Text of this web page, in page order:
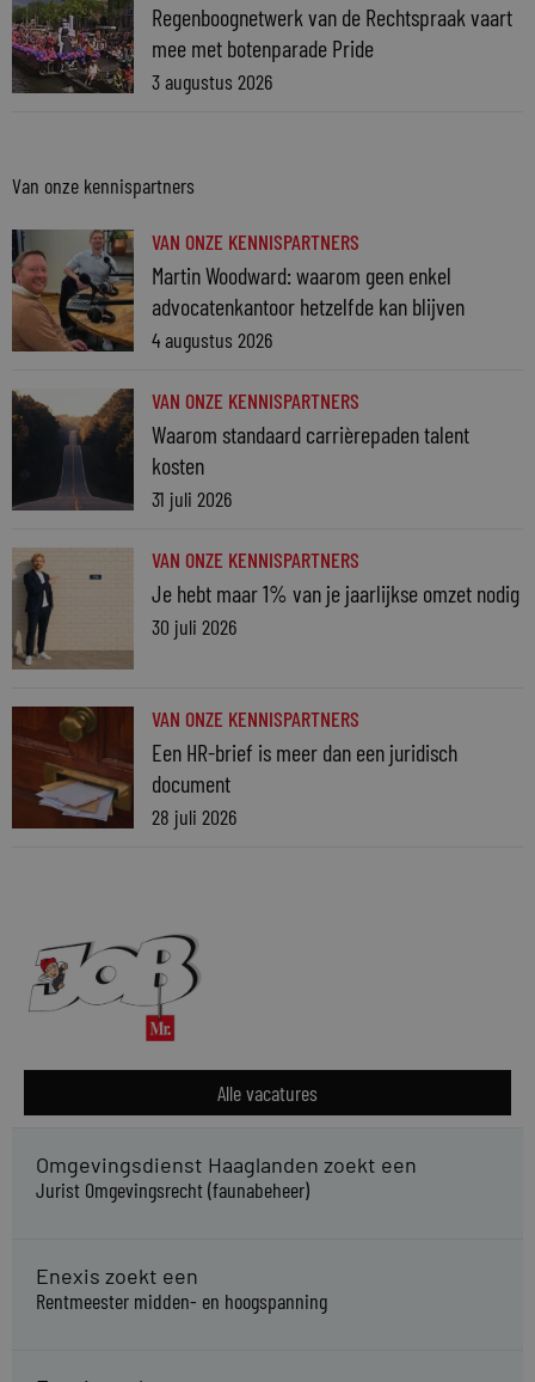
Regenboognetwerk van de Rechtspraak vaart
mee met botenparade Pride
3 augustus 2026
Van onze kennispartners
VAN ONZE KENNISPARTNERS
Martin Woodward: waarom geen enkel
advocatenkantoor hetzelfde kan blijven
4 augustus 2026
VAN ONZE KENNISPARTNERS
Waarom standaard carrièrepaden talent
kosten
31 juli 2026
VAN ONZE KENNISPARTNERS
Je hebt maar 1% van je jaarlijkse omzet nodig
30 juli 2026
VAN ONZE KENNISPARTNERS
Een HR-brief is meer dan een juridisch
document
28 juli 2026
Alle vacatures
Omgevingsdienst Haaglanden zoekt een
Jurist Omgevingsrecht (faunabeheer)
Enexis zoekt een
Rentmeester midden- en hoogspanning